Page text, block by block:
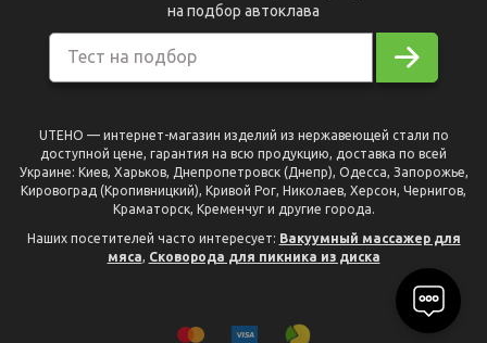
Тест на подбор
на подбор автоклава
UTEHO — интернет-магазин изделий из нержавеющей стали по
доступной цене, гарантия на всю продукцию, доставка по всей
Украине: Киев, Харьков, Днепропетровск (Днепр), Одесса, Запорожье,
Кировоград (Кропивницкий), Кривой Рог, Николаев, Херсон, Чернигов,
Краматорск, Кременчуг и другие города.
Наших посетителей часто интересует: Вакуумный массажер для
мяса, Сковорода для пикника из диска